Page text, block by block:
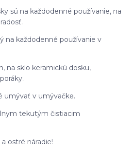
sú na každodenné používanie, na
na každodenné používanie v
na sklo keramickú dosku,
umývať v umývačke.
tekutým čistiacim
ostré náradie!